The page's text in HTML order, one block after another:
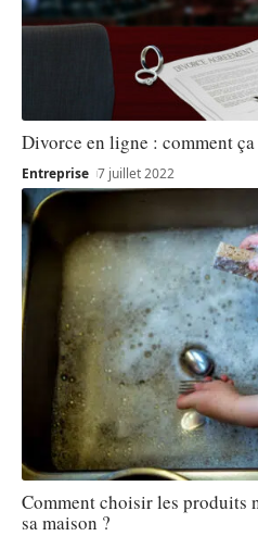
Divorce en ligne : comment ça
Entreprise 7 juillet 2022
Comment choisir les produits
sa maison ?